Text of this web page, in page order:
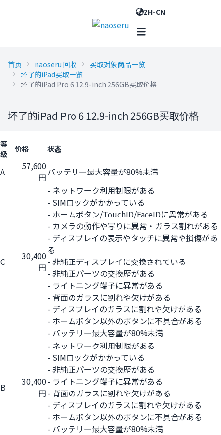
ZH-CN
首页 naoseru 回收
买取对象商品一览
坏了的iPad买取一览
坏了的iPad Pro 6 12.9-inch 256GB买取价格
坏了的iPad Pro 6 12.9-inch 256GB买取价格
等
级
价格 状态
A
57,600
円バッテリー最大容量が80%未満
C
30,400
円
- ネットワーク利用制限がある
- SIMロックがかかっている
- ホームボタン/TouchID/FaceIDに異常がある
- カメラの動作や写りに異常・ガラス割れがある
- ディスプレイの表示やタッチに異常や損傷があ
る
- 非純正ディスプレイに交換されている
- 非純正パーツの交換歴がある
- ライトニング端子に異常がある
- 背面のガラスに割れや欠けがある
- ディスプレイのガラスに割れや欠けがある
- ホームボタン以外のボタンに不具合がある
- バッテリー最大容量が80%未満
B
30,400
円
- ネットワーク利用制限がある
- SIMロックがかかっている
- 非純正パーツの交換歴がある
- ライトニング端子に異常がある
- 背面のガラスに割れや欠けがある
- ディスプレイのガラスに割れや欠けがある
- ホームボタン以外のボタンに不具合がある
- バッテリー最大容量が80%未満